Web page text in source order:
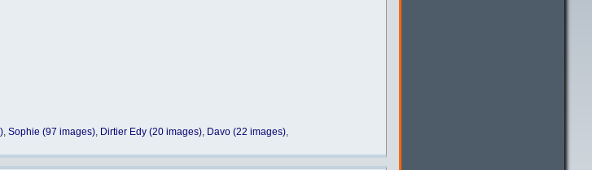
, Sophie (97 images), Dirtier Edy (20 images), Davo (22 images),